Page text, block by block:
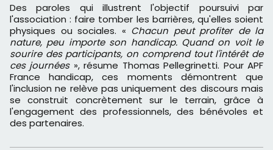
Des paroles qui illustrent l'objectif poursuivi par
l'association : faire tomber les barrières, qu'elles soient
physiques ou sociales. « Chacun peut profiter de la
nature, peu importe son handicap. Quand on voit le
sourire des participants, on comprend tout l'intérêt de
ces journées», résume Thomas Pellegrinetti. Pour APF
France handicap, ces moments démontrent que
l'inclusion ne relève pas uniquement des discours mais
se construit concrètement sur le terrain, grâce à
l'engagement des professionnels, des bénévoles et
des partenaires.